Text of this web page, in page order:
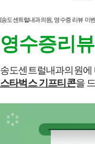
[송도센트럴내과의원, 영수증 리뷰 이
영수증리
송도센트럴내과의원에
스타벅스 기프티콘을